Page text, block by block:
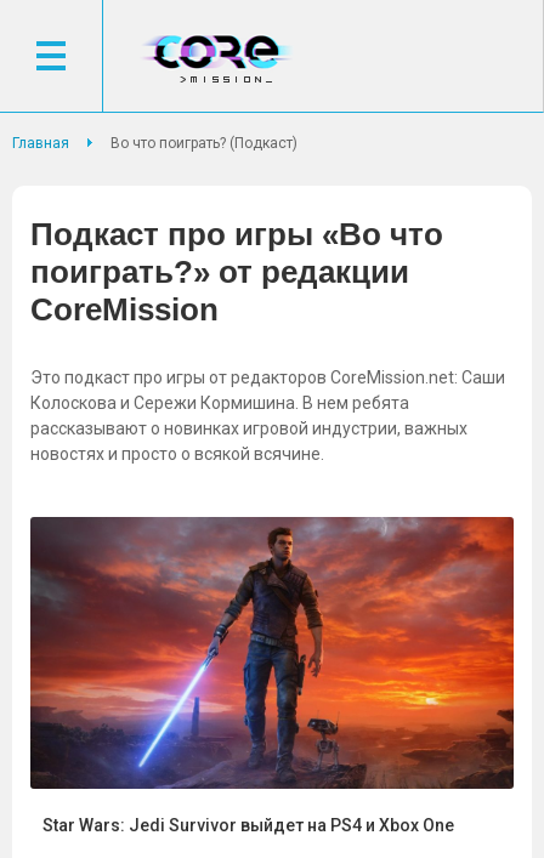
Главная Во что поиграть? (Подкаст)
Подкаст про игры «Во что
поиграть?» от редакции
CoreMission
Это подкаст про игры от редакторов CoreMission.net: Саши
Колоскова и Сережи Кормишина. В нем ребята
рассказывают о новинках игровой индустрии, важных
новостях и просто о всякой всячине.
Star Wars: Jedi Survivor выйдет на PS4 и Xbox One